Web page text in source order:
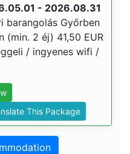
- 2026.08.31
barangolás Győrben
(min. 2 éj) 41,50 EUR
/ ingyenes wifi /
This Package